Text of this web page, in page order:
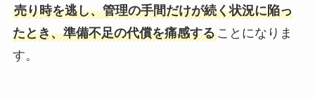
売り時を逃し、管理の手間だけが続く状況に陥っ
たとき、準備不足の代償を痛感することになりま
す。